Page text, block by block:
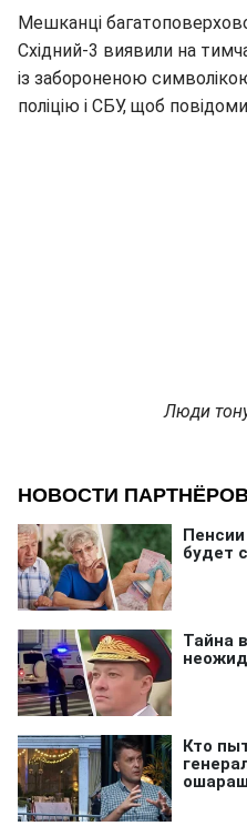
Мешканці
Східний-3 виявили на
із забороненою
поліцію і СБУ, щоб
Люди